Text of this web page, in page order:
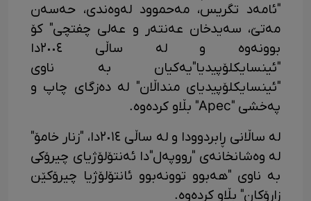
"ئامەد تگریس، مەحموود لەوەندی، حەسەن
مەتێ، سەیدخان عەنتەر و عەلی چفتچی" کۆ
بوونەوە و لە ساڵی ٢٠٠٤دا
"ئینسایکلۆپیدیا"یەکیان بە ناوی
"ئینسایکلۆپیدیای منداڵان" لە دەزگای چاپ و
پەخشی "Apec" بڵاو کردەوە.
لە ساڵانی ڕابردوودا و لە ساڵی ٢٠١٤دا، "زنار خامۆ"
لە وەشانخانەی "رووپەل"دا ئەنتۆلۆژیای چیرۆکی
بە ناوی "هەبوو توونەبوو ئانتۆلۆژیا چیرۆکێن
زارۆکان" بڵاو کردەوە.